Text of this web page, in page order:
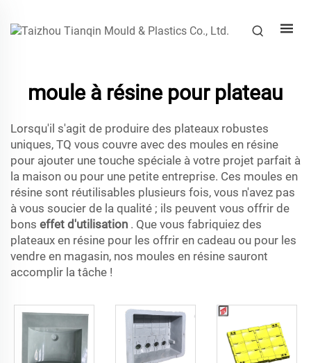
moule à résine pour plateau
Lorsqu'il s'agit de produire des plateaux robustes
uniques, TQ vous couvre avec des moules en résine
pour ajouter une touche spéciale à votre projet parfait à
la maison ou pour une petite entreprise. Ces moules en
résine sont réutilisables plusieurs fois, vous n'avez pas
à vous soucier de la qualité ; ils peuvent vous offrir de
bons effet d'utilisation . Que vous fabriquiez des
plateaux en résine pour les offrir en cadeau ou pour les
vendre en magasin, nos moules en résine sauront
accomplir la tâche !